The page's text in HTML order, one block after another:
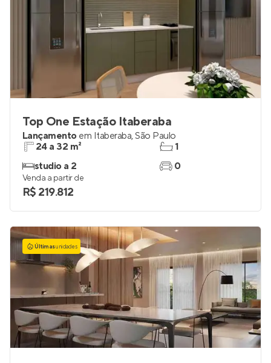
Top One Estação Itaberaba
Lançamento em Itaberaba,São Paulo
24 a 32 m²
studio a 2
1
0
Venda a partir de
R$ 219.812
Últimasunidades